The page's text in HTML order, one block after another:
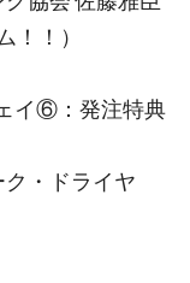
！！）
イ⑥：発注特典
・ドライヤ